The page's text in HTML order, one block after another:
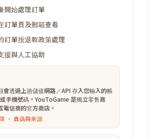
開始處理訂單
訂單頁及郵箱查看
訂單按退款政策處理
援與人工協助
會透過上游儲值網路／API 存入您輸入的帳
手機號碼。YouToGame 是獨立零售商
信商的官方商店。
· 真偽與來源